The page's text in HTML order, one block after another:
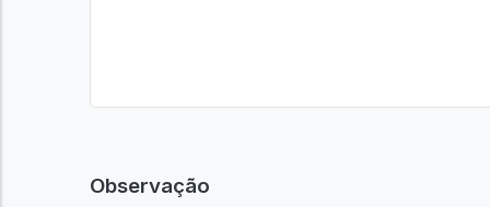
Observação